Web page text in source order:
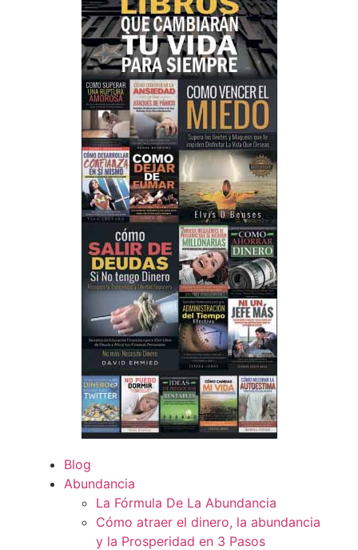
Blog
Abundancia
La Fórmula De La Abundancia
Cómo atraer el dinero, la abundancia
y la Prosperidad en 3 Pasos